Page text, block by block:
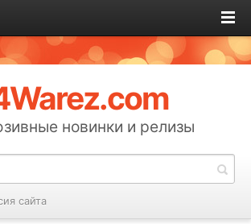
новинки и релизы
сайта